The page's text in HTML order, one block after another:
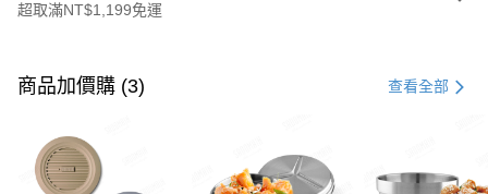
超取滿NT$1,199免運
信用卡一次付款
Apple Pay
商品加價購 (3) 查看全部